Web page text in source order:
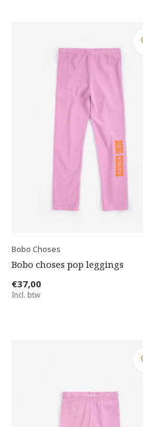
Bobo Choses
Bobo choses pop leggings
€37,00
Incl. btw